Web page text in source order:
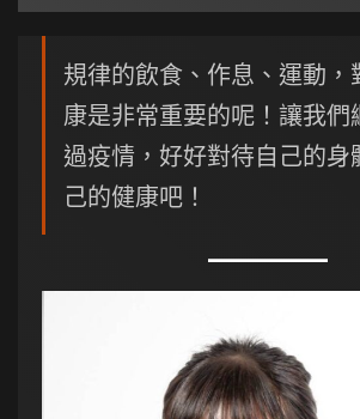
規律的飲食、作息、運動，
康是非常重要的呢！讓我們
過疫情，好好對待自己的身
己的健康吧！